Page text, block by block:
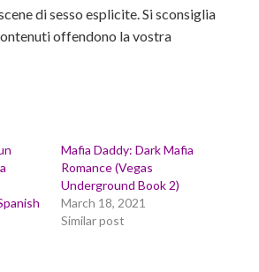
di sesso esplicite. Si sconsiglia
offendono la vostra
Mafia Daddy: Dark Mafia
Romance (Vegas
Underground Book 2)
March 18, 2021
Similar post